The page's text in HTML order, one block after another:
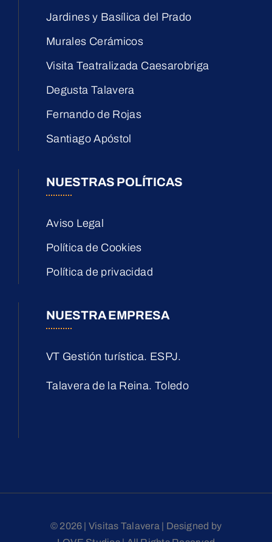
Jardines y Basílica del Prado
Murales Cerámicos
Visita Teatralizada Caesarobriga
Degusta Talavera
Fernando de Rojas
Santiago Apóstol
NUESTRAS POLÍTICAS
Aviso Legal
Política de Cookies
Política de privacidad
NUESTRA EMPRESA
VT Gestión turística. ESPJ.
Talavera de la Reina. Toledo
© 2026 | Visitas Talavera | Designed by